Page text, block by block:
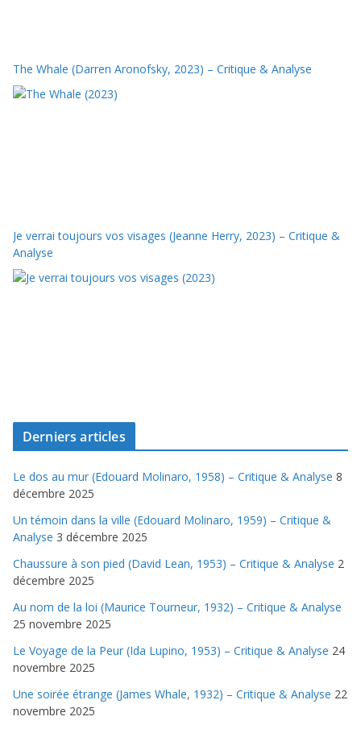
The Whale (Darren Aronofsky, 2023) – Critique & Analyse
Je verrai toujours vos visages (Jeanne Herry, 2023) – Critique &
Analyse
Derniers articles
Le dos au mur (Edouard Molinaro, 1958) – Critique & Analyse 8
décembre 2025
Un témoin dans la ville (Edouard Molinaro, 1959) – Critique &
Analyse 3 décembre 2025
Chaussure à son pied (David Lean, 1953) – Critique & Analyse 2
décembre 2025
Au nom de la loi (Maurice Tourneur, 1932) – Critique & Analyse
25 novembre 2025
Le Voyage de la Peur (Ida Lupino, 1953) – Critique & Analyse 24
novembre 2025
Une soirée étrange (James Whale, 1932) – Critique & Analyse 22
novembre 2025